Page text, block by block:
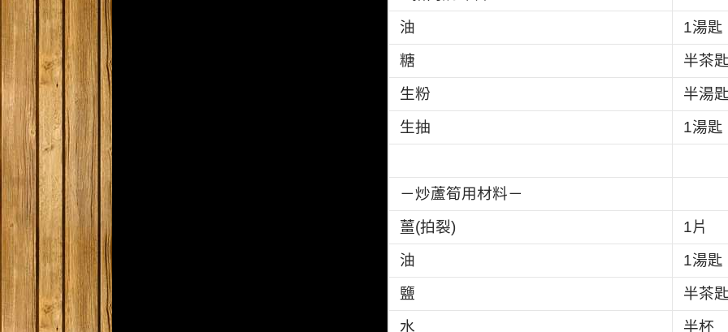
油
1湯匙
糖
半茶
生粉
半湯
生抽
1湯匙
－炒蘆筍用材料－
薑(拍裂)
1片
油
1湯匙
鹽
半茶
水
半杯